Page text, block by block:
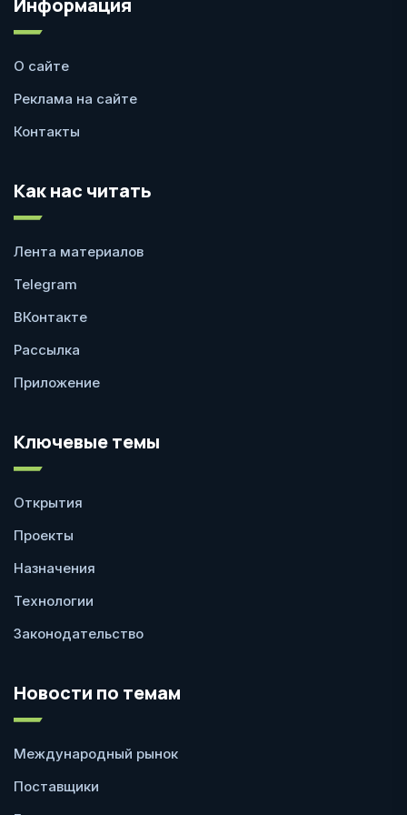
О сайте
Реклама на сайте
Контакты
Как нас читать
Лента материалов
Telegram
ВКонтакте
Рассылка
Приложение
Ключевые темы
Открытия
Проекты
Назначения
Технологии
Законодательство
Новости по темам
Международный рынок
Поставщики